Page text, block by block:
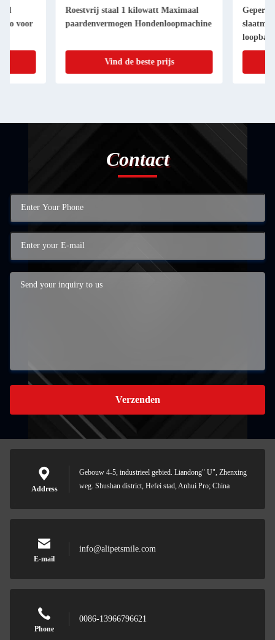
Roestvrij staal 1 kilowatt Maximaal
paardenvermogen Hondenloopmachine
Vind de beste prijs
Gepersonaliseerde
slaatmolen voor
loopband machine
Contact
Verzenden
Address
Gebouw 4-5, industrieel gebied. Liandong" U", Zhenxing
weg. Shushan district, Hefei stad, Anhui Pro; China
E-mail
info@alipetsmile.com
Phone
0086-13966796621